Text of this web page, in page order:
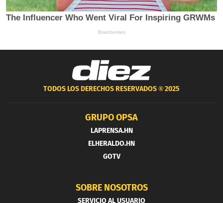
TODOS LOS DERECHOS RESERVADOS ®2025
GRUPO OPSA
LAPRENSA.HN
ELHERALDO.HN
GOTV
SOBRE NOSOTROS
SERVICIO AL USUARIO